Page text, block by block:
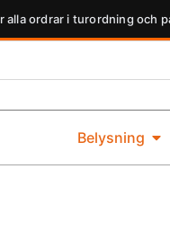
ordrar i turordning och
Belysning